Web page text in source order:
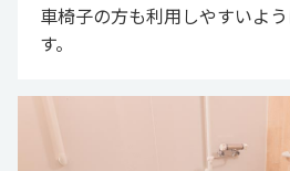
車椅子の方も利用しやすいよ
す。